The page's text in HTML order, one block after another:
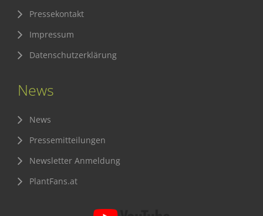
Pressekontakt
Impressum
Datenschutzerklärung
News
News
Pressemitteilungen
Newsletter Anmeldung
PlantFans.at